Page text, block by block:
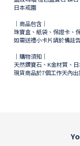
日本戒圍
｜商品包含｜
珠寶盒、紙袋、保證卡、
如需送禮小卡片請於備註
｜購物須知｜
天然鑽寶石、K金材質、日
現貨商品於7個工作天內出